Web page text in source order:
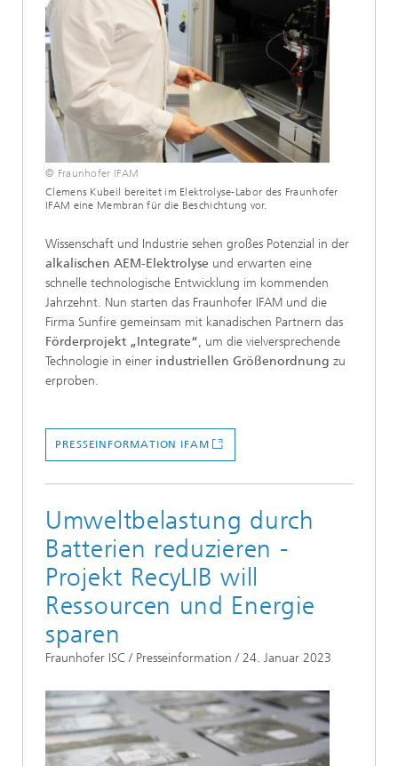
© Fraunhofer IFAM
Clemens Kubeil bereitet im Elektrolyse-Labor des Fraunhofer
IFAM eine Membran für die Beschichtung vor.
Wissenschaft und Industrie sehen großes Potenzial in der
alkalischen AEM-Elektrolyse und erwarten eine
schnelle technologische Entwicklung im kommenden
Jahrzehnt. Nun starten das Fraunhofer IFAM und die
Firma Sunfire gemeinsam mit kanadischen Partnern das
Förderprojekt „Integrate“, um die vielversprechende
Technologie in einer industriellen Größenordnung zu
erproben.
PRESSEINFORMATION IFAM
Umweltbelastung durch
Batterien reduzieren -
Projekt RecyLIB will
Ressourcen und Energie
sparen
Fraunhofer ISC / Presseinformation / 24. Januar 2023